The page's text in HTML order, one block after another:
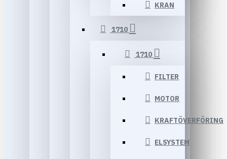
KRAN
1710
1710
FILTER
MOTOR
KRAFTÖVERFÖRING
ELSYSTEM